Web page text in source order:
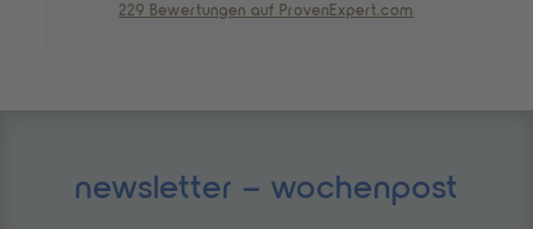
229 Bewertungen auf ProvenExpert.com
newsletter – wochenpost